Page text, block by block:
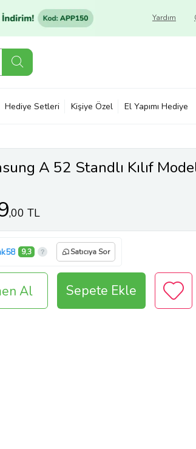
Yardım
Hediye Setleri Kişiye Özel El Yapımı Hediye
A 52 Standlı Kılıf
,00 TL
9,3 Satıcıya Sor
Al Sepete Ekle